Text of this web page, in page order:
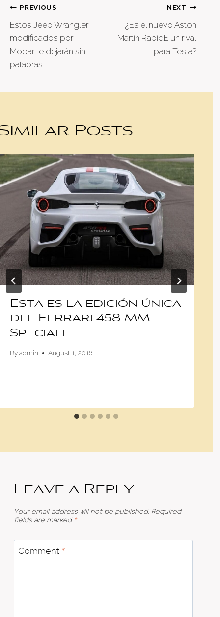
Post
navigation
PREVIOUS
Estos Jeep Wrangler
modificados por
Mopar te dejarán sin
palabras
NEXT
¿Es el nuevo Aston
Martin RapidE un rival
para Tesla?
Posts
Esta es la edición única
del Ferrari 458 MM
Speciale
Byadmin August 1, 2016
Leave a Reply
Your email address will not be published. Required
fields are marked *
Comment *